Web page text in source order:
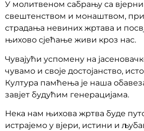
У молитвеном сабрању са
свештенством и монаштвом,
страдања невиних жртава и
њихово сјећање живи кроз нас.
Чувајући успомену на
чувамо и своје достојанство,
Култура памћења је наша
завјет будућим генерацијама.
Нека нам њихова жртва буде
истрајемо у вјери, истини и